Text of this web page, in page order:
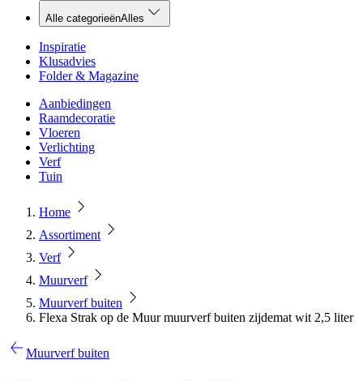
Alle categorieënAlles
Inspiratie
Klusadvies
Folder & Magazine
Aanbiedingen
Raamdecoratie
Vloeren
Verlichting
Verf
Tuin
Home
Assortiment
Verf
Muurverf
Muurverf buiten
Flexa Strak op de Muur muurverf buiten zijdemat wit 2,5 liter
Muurverf buiten